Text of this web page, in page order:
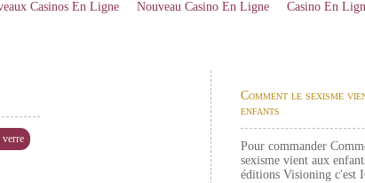
Casinos En Ligne Nouveau Casino En Ligne Casino En
Comment le sexisme
enfants
Pour commander
sexisme vient aux
éditions Visioning c'est